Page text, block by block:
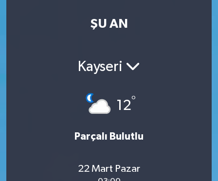
ŞU AN
Kayseri
12°
Parçalı Bulutlu
22 Mart Pazar